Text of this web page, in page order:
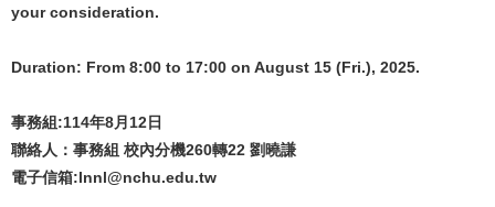
your consideration.
Duration: From 8:00 to 17:00 on August 15 (Fri.), 2025.
事務組:114年8月12日
聯絡人：事務組 校內分機260轉22 劉曉謙
電子信箱:lnnl@nchu.edu.tw